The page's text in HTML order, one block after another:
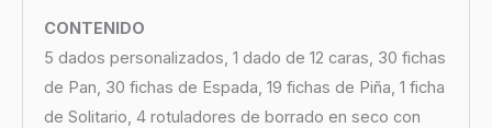
CONTENIDO
5 dados personalizados, 1 dado de 12 caras, 30 fichas
de Pan, 30 fichas de Espada, 19 fichas de Piña, 1 ficha
de Solitario, 4 rotuladores de borrado en seco con